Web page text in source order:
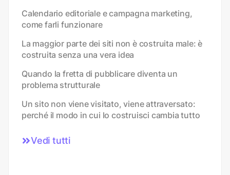
Calendario editoriale e campagna marketing,
come farli funzionare
La maggior parte dei siti non è costruita male: è
costruita senza una vera idea
Quando la fretta di pubblicare diventa un
problema strutturale
Un sito non viene visitato, viene attraversato:
perché il modo in cui lo costruisci cambia tutto
Vedi tutti